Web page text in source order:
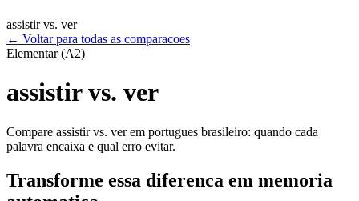
assistir vs. ver
← Voltar para todas as comparacoes
Elementar (A2)
assistir vs. ver
Compare assistir vs. ver em portugues brasileiro: quando cada
palavra encaixa e qual erro evitar.
Transforme essa diferenca em memoria